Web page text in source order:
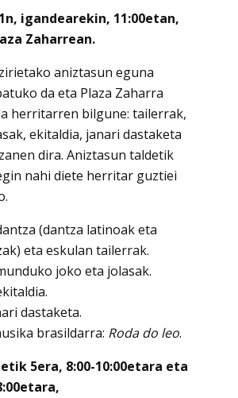
igandearekin, 11:00etan,
Zaharrean.
aniztasun eguna
da eta Plaza Zaharra
herritarren bilgune: tailerrak,
ekitaldia, janari dastaketa
dira. Aniztasun taldetik
nahi diete herritar guztiei
(dantza latinoak eta
eta eskulan tailerrak.
joko eta jolasak.
dastaketa.
brasildarra: Roda do leo.
5era, 8:00-10:00etara eta